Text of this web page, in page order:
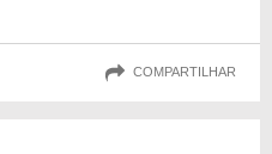
COMPARTILHAR